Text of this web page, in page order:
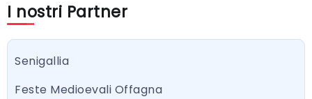
I nostri Partner
Senigallia
Feste Medioevali Offagna